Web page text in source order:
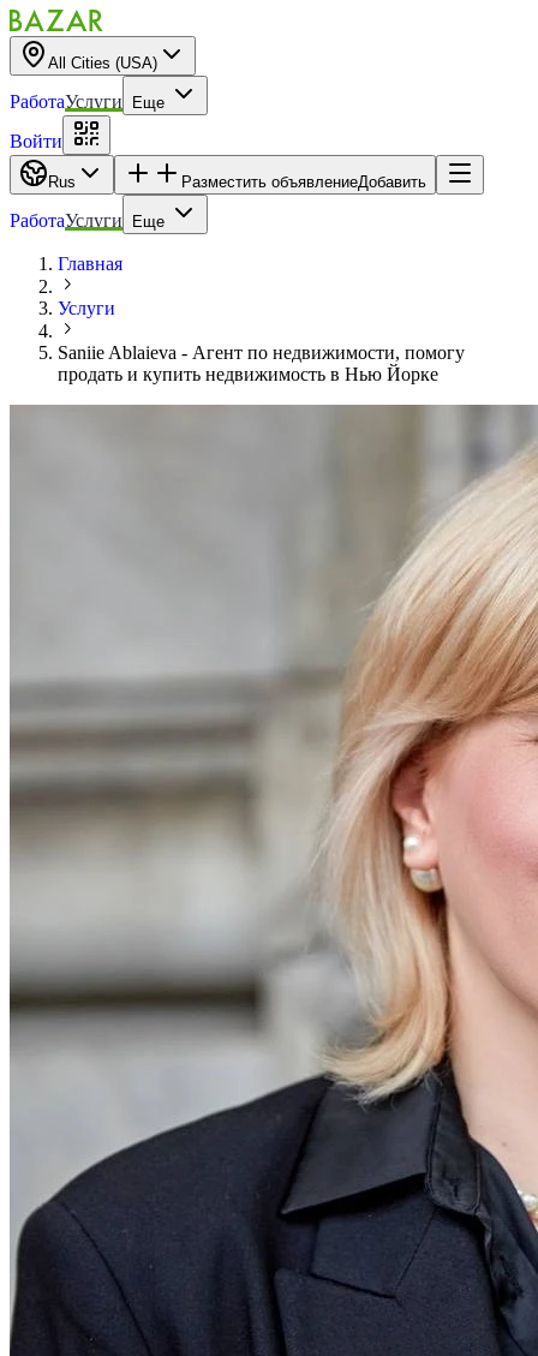
All Cities (USA)
РаботаУслуги Еще
Войти
Rus Разместить объявлениеДобавить
РаботаУслуги Еще
Главная
Услуги
Saniie Ablaieva - Агент по недвижимости, помогу
продать и купить недвижимость в Нью Йорке